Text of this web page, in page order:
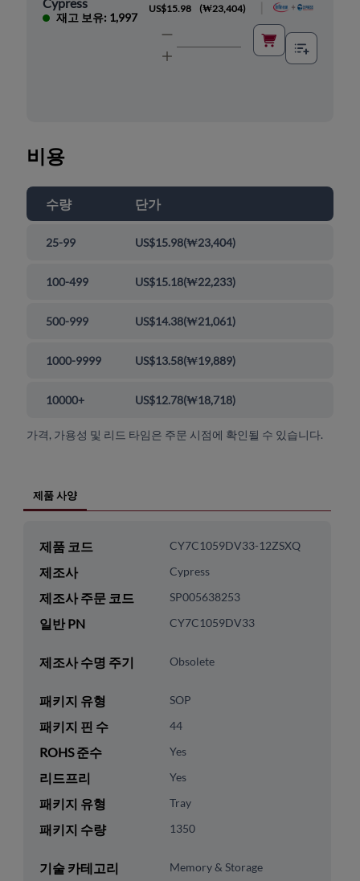
재고 보유: 1,997
US$15.98 (₩23,404)
비용
수량 단가
25-99 US$15.98(₩23,404)
100-499 US$15.18(₩22,233)
500-999 US$14.38(₩21,061)
1000-9999 US$13.58(₩19,889)
10000+ US$12.78(₩18,718)
가격, 가용성 및 리드 타임은 주문 시점에 확인될 수 있습니다.
제품 사양
제품 코드 CY7C1059DV33-12ZSXQ
제조사 Cypress
제조사 주문 코드 SP005638253
일반 PN CY7C1059DV33
제조사 수명 주기 Obsolete
패키지 유형 SOP
패키지 핀 수 44
ROHS 준수 Yes
리드프리 Yes
패키지 유형 Tray
패키지 수량 1350
기술 카테고리 Memory & Storage